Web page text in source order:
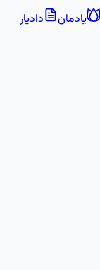
یادمان دادیار